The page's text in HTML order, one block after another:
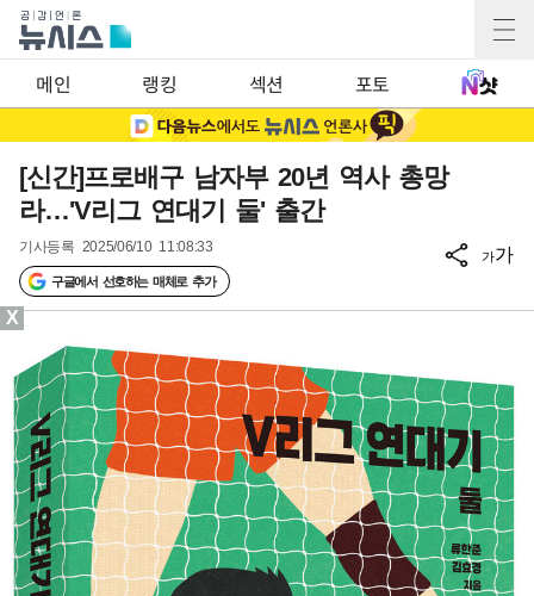
메인 랭킹 섹션 포토
[신간]프로배구 남자부 20년 역사 총망
라…'V리그 연대기 둘' 출간
기사등록 2025/06/10 11:08:33
구글에서 선호하는 매체로 추가
가가
X